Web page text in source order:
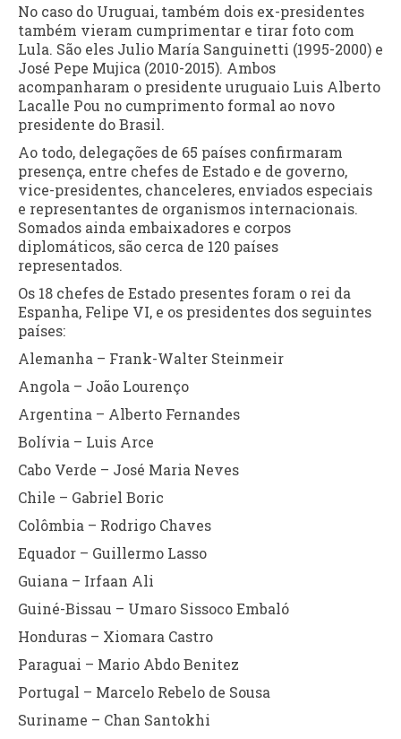
No caso do Uruguai, também dois ex-presidentes
também vieram cumprimentar e tirar foto com
Lula. São eles Julio María Sanguinetti (1995-2000) e
José Pepe Mujica (2010-2015). Ambos
acompanharam o presidente uruguaio Luis Alberto
Lacalle Pou no cumprimento formal ao novo
presidente do Brasil.
Ao todo, delegações de 65 países confirmaram
presença, entre chefes de Estado e de governo,
vice-presidentes, chanceleres, enviados especiais
e representantes de organismos internacionais.
Somados ainda embaixadores e corpos
diplomáticos, são cerca de 120 países
representados.
Os 18 chefes de Estado presentes foram o rei da
Espanha, Felipe VI, e os presidentes dos seguintes
países:
Alemanha – Frank-Walter Steinmeir
Angola – João Lourenço
Argentina – Alberto Fernandes
Bolívia – Luis Arce
Cabo Verde – José Maria Neves
Chile – Gabriel Boric
Colômbia – Rodrigo Chaves
Equador – Guillermo Lasso
Guiana – Irfaan Ali
Guiné-Bissau – Umaro Sissoco Embaló
Honduras – Xiomara Castro
Paraguai – Mario Abdo Benitez
Portugal – Marcelo Rebelo de Sousa
Suriname – Chan Santokhi